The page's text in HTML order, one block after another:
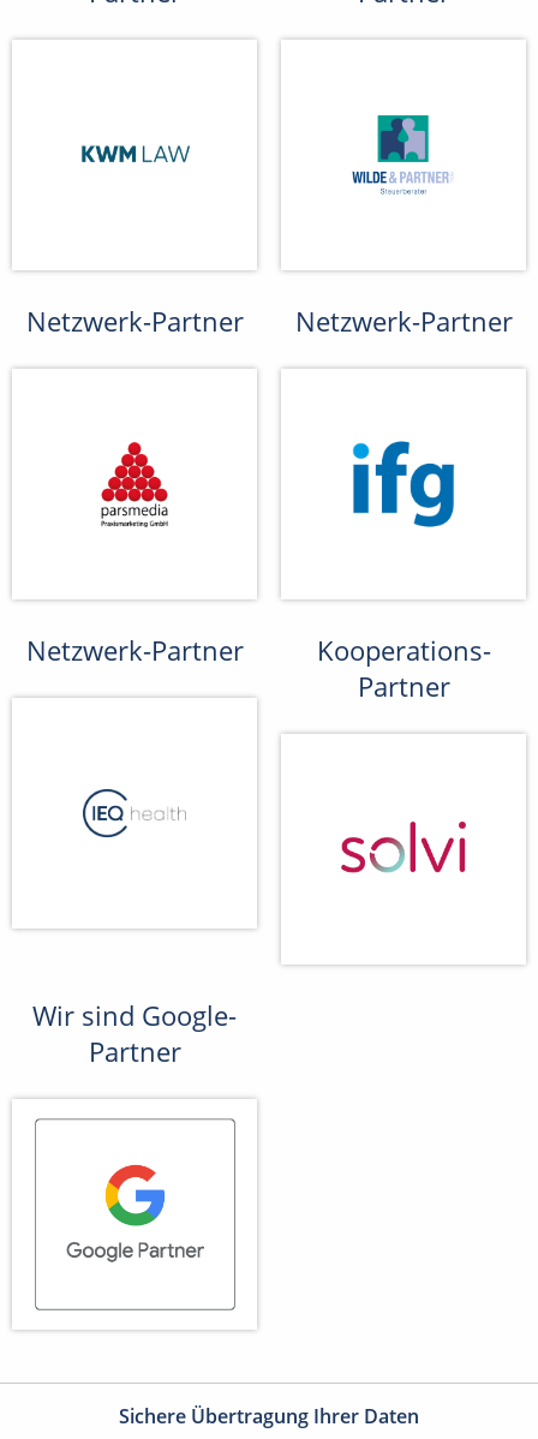
Netzwerk-Partner Netzwerk-Partner
Netzwerk-Partner
Kooperations-
Partner
Wir sind Google-
Partner
Sichere Übertragung Ihrer Daten